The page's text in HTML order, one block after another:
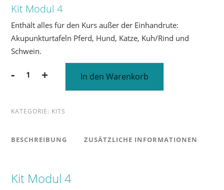
Kit Modul 4
Enthält alles für den Kurs außer der Einhandrute:
Akupunkturtafeln Pferd, Hund, Katze, Kuh/Rind und
Schwein.
-
Kit
Menge
+ In den Warenkorb
KATEGORIE: KITS
BESCHREIBUNG ZUSÄTZLICHE INFORMATIONEN
Kit Modul 4